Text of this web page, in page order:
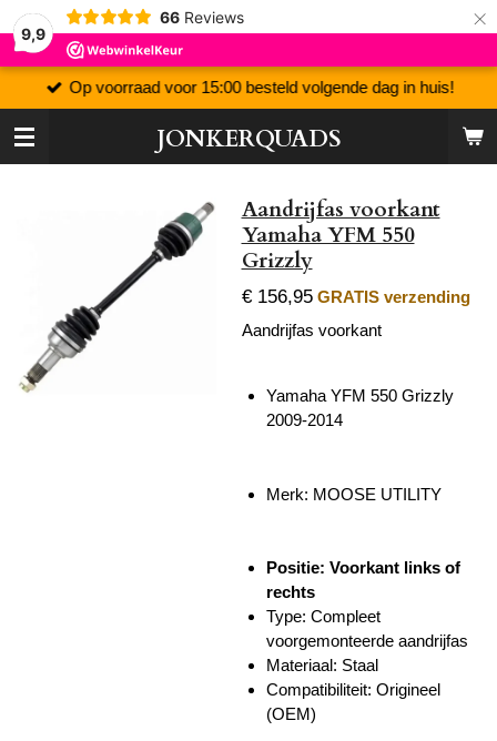
9,9
66 Reviews ×
JONKERQUADS
Op voorraad voor 15:00 besteld volgende dag in huis!
Aandrijfas voorkant
Yamaha YFM 550
Grizzly
€ 156,95 GRATIS verzending
Aandrijfas voorkant
Yamaha YFM 550 Grizzly
2009-2014
Merk: MOOSE UTILITY
Positie: Voorkant links of
rechts
Type: Compleet
voorgemonteerde aandrijfas
Materiaal: Staal
Compatibiliteit: Origineel
(OEM)